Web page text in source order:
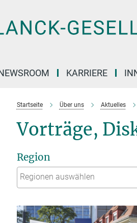
KARRIERE
Startseite Über uns Aktuelles
Vorträge,
Region